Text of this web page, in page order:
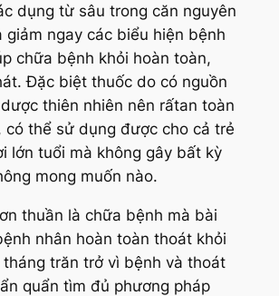
dụng từ sâu trong căn nguyên
giảm ngay các biểu hiện bệnh
chữa bệnh khỏi hoàn toàn,
Đặc biệt thuốc do có nguồn
thiên nhiên nên rấtan toàn
có thể sử dụng được cho cả trẻ
lớn tuổi mà không gây bất kỳ
mong muốn nào.
thuần là chữa bệnh mà bài
nhân hoàn toàn thoát khỏi
tháng trăn trở vì bệnh và thoát
quẩn tìm đủ phương pháp